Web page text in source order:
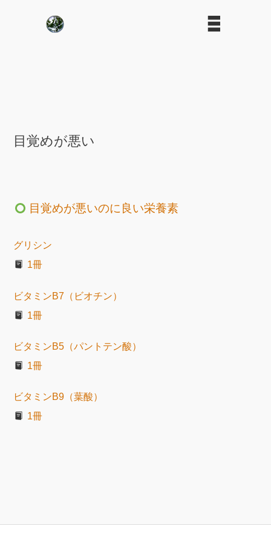
目覚めが悪い
目覚めが悪いのに良い栄養素
グリシン
1冊
ビタミンB7（ビオチン）
1冊
ビタミンB5（パントテン酸）
1冊
ビタミンB9（葉酸）
1冊